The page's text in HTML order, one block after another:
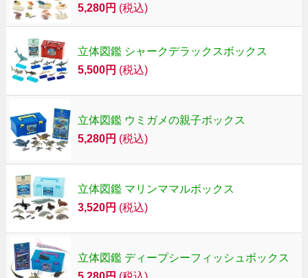
5,280円 (税込)
立体図鑑 シャークデラックスボックス
5,500円 (税込)
立体図鑑 ウミガメの親子ボックス
5,280円 (税込)
立体図鑑 マリンママルボックス
3,520円 (税込)
立体図鑑 ディープシーフィッシュボックス